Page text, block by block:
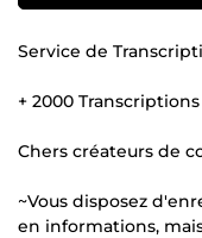
Service de
+ 2000
Chers créateurs de
~Vous disposez
en informations,